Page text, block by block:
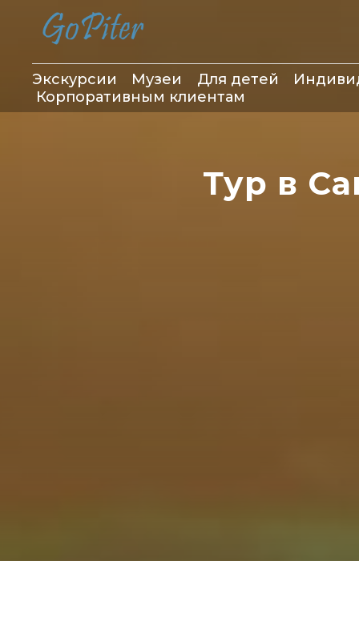
Экскурсии Музеи Для детей
Корпоративным клиентам
Тур в